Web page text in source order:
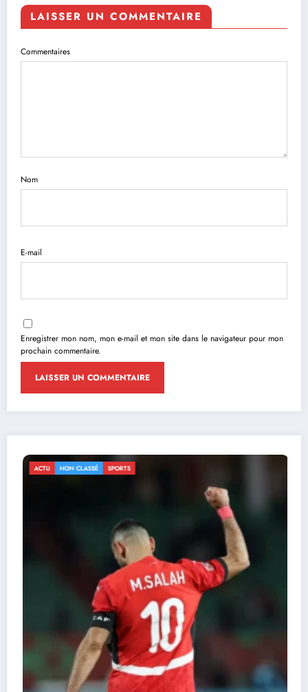
LAISSER UN COMMENTAIRE
Commentaires
Nom
E-mail
Enregistrer mon nom, mon e-mail et mon site dans le navigateur pour mon
prochain commentaire.
ACTU NON CLASSÉ SPORTS